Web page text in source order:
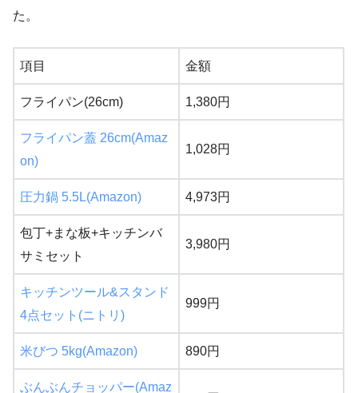
た。
項目 金額
フライパン(26cm) 1,380円
フライパン蓋 26cm(Amaz
on)
1,028円
圧力鍋 5.5L(Amazon) 4,973円
包丁+まな板+キッチンバ
サミセット
3,980円
キッチンツール&スタンド
4点セット(ニトリ)
999円
米びつ 5kg(Amazon) 890円
ぶんぶんチョッパー(Amaz